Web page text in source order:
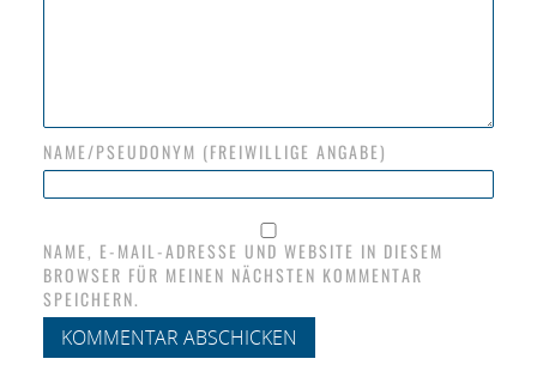
NAME/PSEUDONYM (FREIWILLIGE ANGABE)
NAME, E-MAIL-ADRESSE UND WEBSITE IN DIESEM
BROWSER FÜR MEINEN NÄCHSTEN KOMMENTAR
SPEICHERN.